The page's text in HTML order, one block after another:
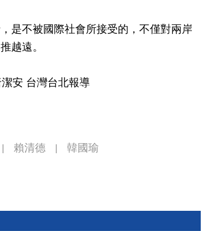
是不被國際社會所接受的，不僅對兩岸
越遠。
安 台灣台北報導
賴清德 韓國瑜